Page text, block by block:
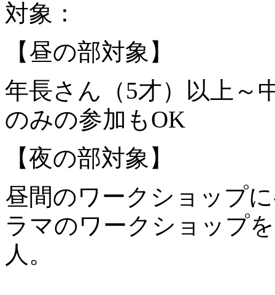
対象：
【昼の部対象】
年長さん（5才）以上～
のみの参加もOK
【夜の部対象】
昼間のワークショップ
ラマのワークショップ
人。